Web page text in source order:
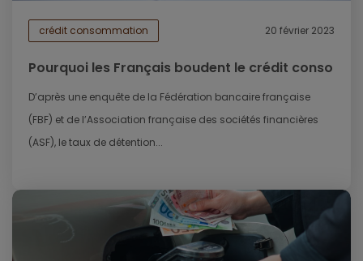
crédit consommation 20 février 2023
Pourquoi les Français boudent le crédit conso
D’après une enquête de la Fédération bancaire française
(FBF) et de l’Association française des sociétés financières
(ASF), le taux de détention...